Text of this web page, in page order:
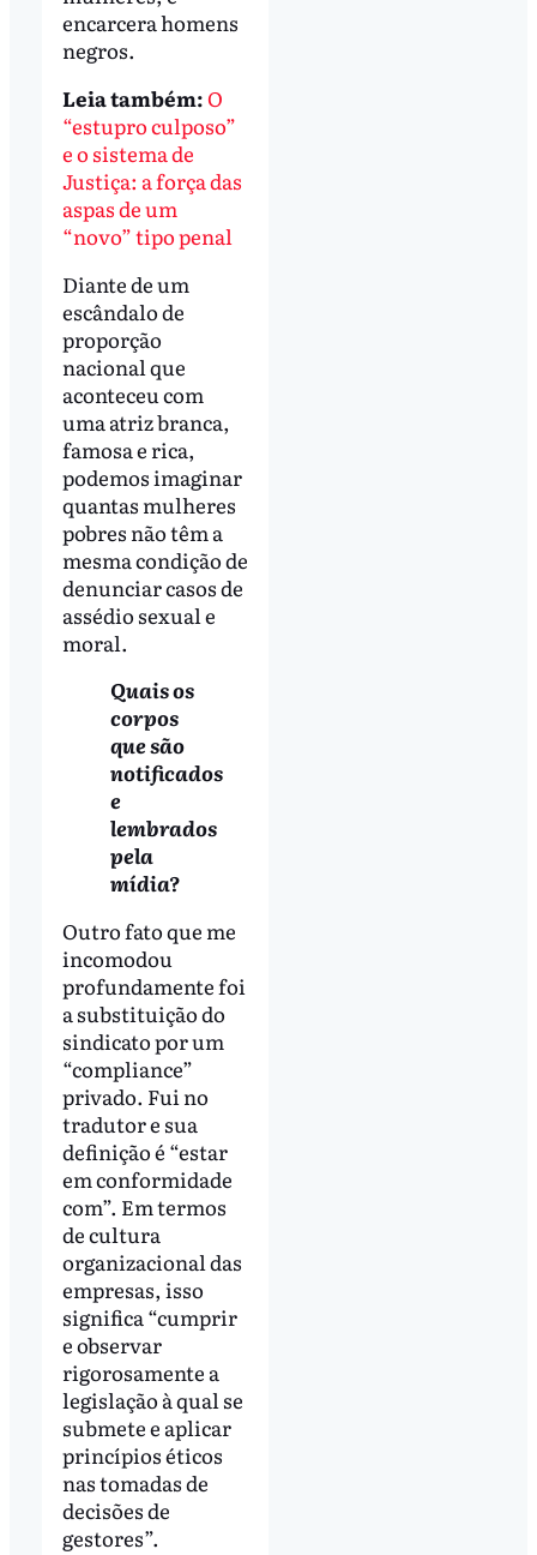
encarcera homens
negros.
Leia também:O
“estupro culposo”
e o sistema de
Justiça: a força das
aspas de um
“novo” tipo penal
Diante de um
escândalo de
proporção
nacional que
aconteceu com
uma atriz branca,
famosa e rica,
podemos imaginar
quantas mulheres
pobres não têm a
mesma condição de
denunciar casos de
assédio sexual e
moral.
Quais os
corpos
que são
notificados
e
lembrados
pela
mídia?
Outro fato que me
incomodou
profundamente foi
a substituição do
sindicato por um
“compliance”
privado. Fui no
tradutor e sua
definição é “estar
em conformidade
com”. Em termos
de cultura
organizacional das
empresas, isso
significa “cumprir
e observar
rigorosamente a
legislação à qual se
submete e aplicar
princípios éticos
nas tomadas de
decisões de
gestores”.